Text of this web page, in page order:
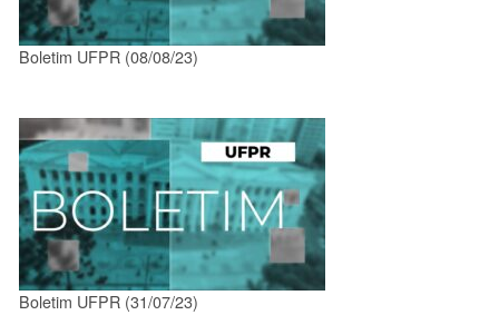
Boletim UFPR (08/08/23)
Boletim UFPR (31/07/23)